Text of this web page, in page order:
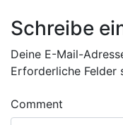
Schreibe
Deine E-Mail-
Erforderliche Felder
Comment